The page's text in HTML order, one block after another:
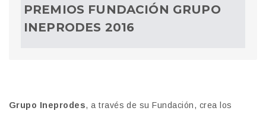
PREMIOS FUNDACIÓN GRUPO
INEPRODES 2016
Grupo Ineprodes, a través de su Fundación, crea los